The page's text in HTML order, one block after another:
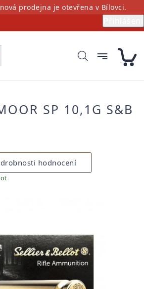
prodejna je otevřena v Bílovci.
SP 10,1G S&B
hodnocení